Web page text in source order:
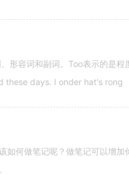
形容词和副词。Too表示的是
these days. I onder hat's rong
如何做笔记呢？做笔记可以增